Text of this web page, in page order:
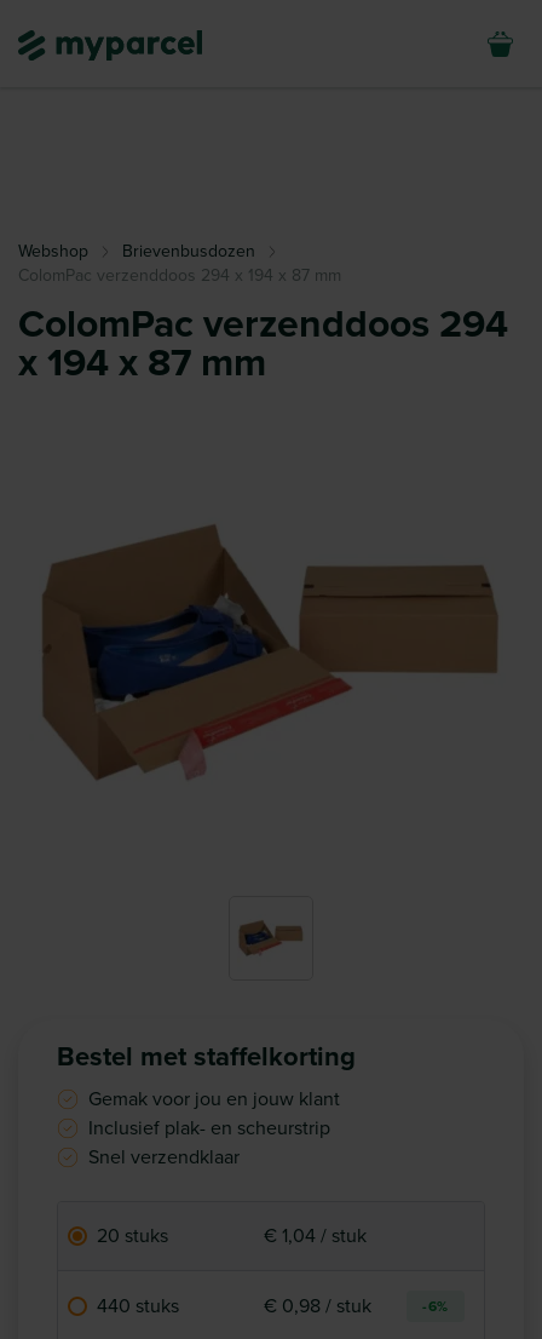
Webshop
Brievenbusdozen
ColomPac verzenddoos 294 x 194 x 87 mm
ColomPac verzenddoos 294
x 194 x 87 mm
Bestel met staffelkorting
Gemak voor jou en jouw klant
Inclusief plak- en scheurstrip
Snel verzendklaar
20 stuks € 1,04 / stuk
440 stuks € 0,98 / stuk -6%